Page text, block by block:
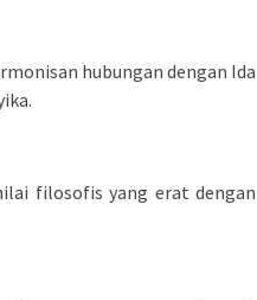
hubungan dengan Ida
filosofis yang erat dengan